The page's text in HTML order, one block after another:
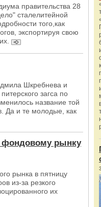
правительства 28
сталелитейной
того,как
экспортируя свою
Шкребнева и
загса по
название той
Да и те молодые, как
фондовому рынку
рынка в пятницу
из-за резкого
их